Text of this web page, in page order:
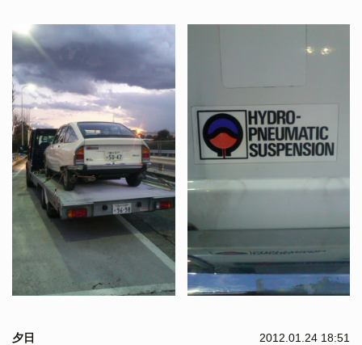
夕日 2012.01.24 18:51